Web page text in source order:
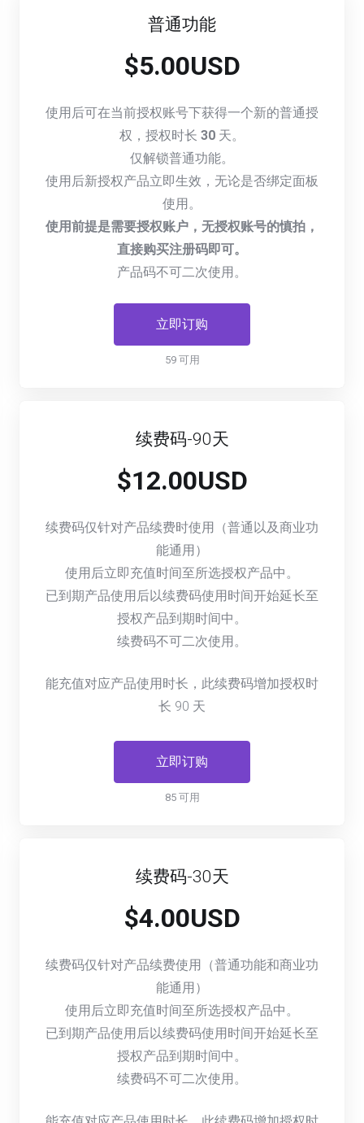
普通功能
$5.00USD
使用后可在当前授权账号下获得一个新的普通授
权，授权时长 30 天。
仅解锁普通功能。
使用后新授权产品立即生效，无论是否绑定面板
使用。
使用前提是需要授权账户，无授权账号的慎拍，
直接购买注册码即可。
产品码不可二次使用。
立即订购
59 可用
续费码-90天
$12.00USD
能充值对应产品使用时长，此续费码增加授权时
长 90 天
续费码仅针对产品续费时使用（普通以及商业功
能通用）
使用后立即充值时间至所选授权产品中。
已到期产品使用后以续费码使用时间开始延长至
授权产品到期时间中。
续费码不可二次使用。
立即订购
85 可用
续费码-30天
$4.00USD
续费码仅针对产品续费使用（普通功能和商业功
能通用）
使用后立即充值时间至所选授权产品中。
已到期产品使用后以续费码使用时间开始延长至
授权产品到期时间中。
续费码不可二次使用。